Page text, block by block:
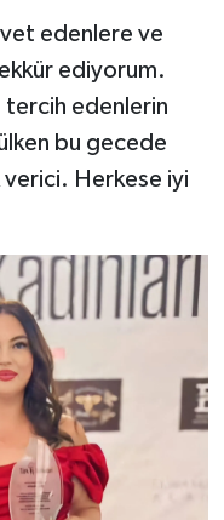
edenlere ve
ediyorum.
tercih edenlerin
bu gecede
verici. Herkese iyi